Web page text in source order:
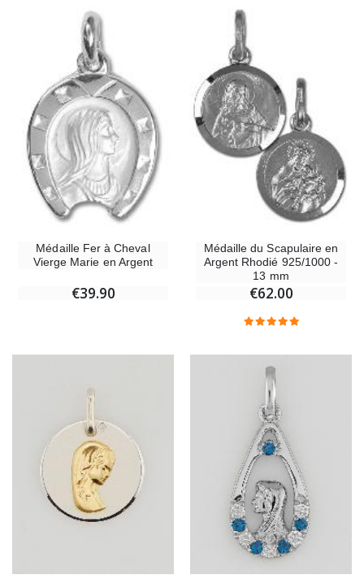
Médaille Fer à Cheval
Vierge Marie en Argent
€39.90
Médaille du Scapulaire en
Argent Rhodié 925/1000 -
13 mm
€62.00